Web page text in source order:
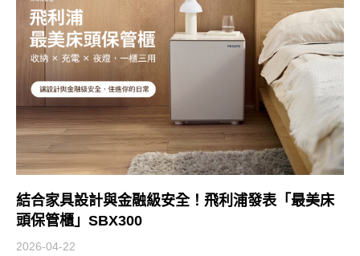
結合家具設計與金融級安全！飛利浦發表「最美床
頭保管櫃」SBX300
2026-04-22